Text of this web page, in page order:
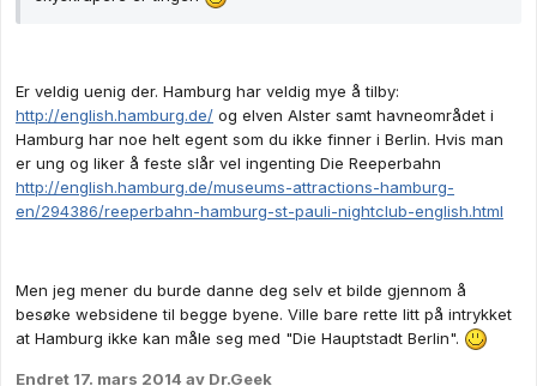
Er veldig uenig der. Hamburg har veldig mye å tilby:
http://english.hamburg.de/ og elven Alster samt havneområdet i
Hamburg har noe helt egent som du ikke finner i Berlin. Hvis man
er ung og liker å feste slår vel ingenting Die Reeperbahn
http://english.hamburg.de/museums-attractions-hamburg-
en/294386/reeperbahn-hamburg-st-pauli-nightclub-english.html
Men jeg mener du burde danne deg selv et bilde gjennom å
besøke websidene til begge byene. Ville bare rette litt på intrykket
at Hamburg ikke kan måle seg med "Die Hauptstadt Berlin".
Endret 17. mars 2014 av Dr.Geek